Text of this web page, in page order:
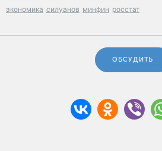
экономика силуанов минфин росстат
ОБСУДИТЬ